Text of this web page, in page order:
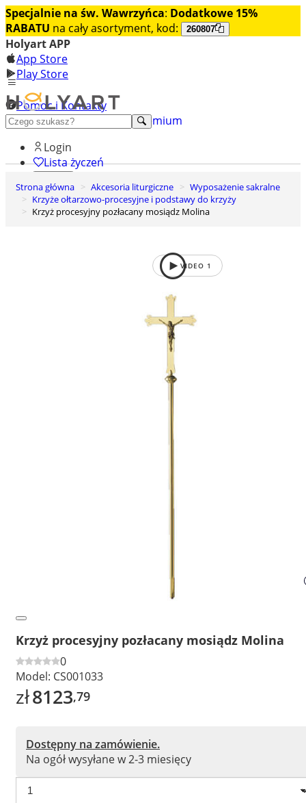
Specjalnie na św. Wawrzyńca: Dodatkowe 15%
RABATU na cały asortyment, kod: 260807
Holyart APP
App Store
Play Store
Pomoc i Kontakty
+48 222 922 860
Odkryj premium
Login
Lista życzeń
0
Koszyk
Strona główna Akcesoria liturgiczne
Wyposażenie sakralne
Krzyże ołtarzowo-procesyjne i podstawy do krzyży
Krzyż procesyjny pozłacany mosiądz Molina
VIDEO 1
Krzyż procesyjny pozłacany mosiądz Molina
0
Model: CS001033
zł8123,79
Dostępny na zamówienie.
Na ogół wysyłane w 2-3 miesięcy